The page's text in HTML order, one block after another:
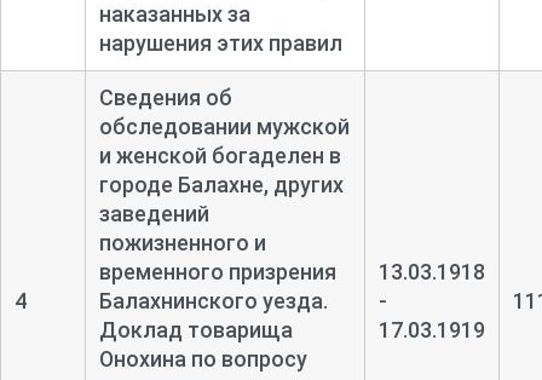
наказанных за
нарушения этих правил
4
Сведения об
обследовании мужской
и женской богаделен в
городе Балахне, других
заведений
пожизненного и
временного призрения
Балахнинского уезда.
Доклад товарища
Онохина по вопросу
13.03.1918
-
17.03.1919